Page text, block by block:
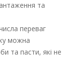
та
переваг
можна
та пасти, які не